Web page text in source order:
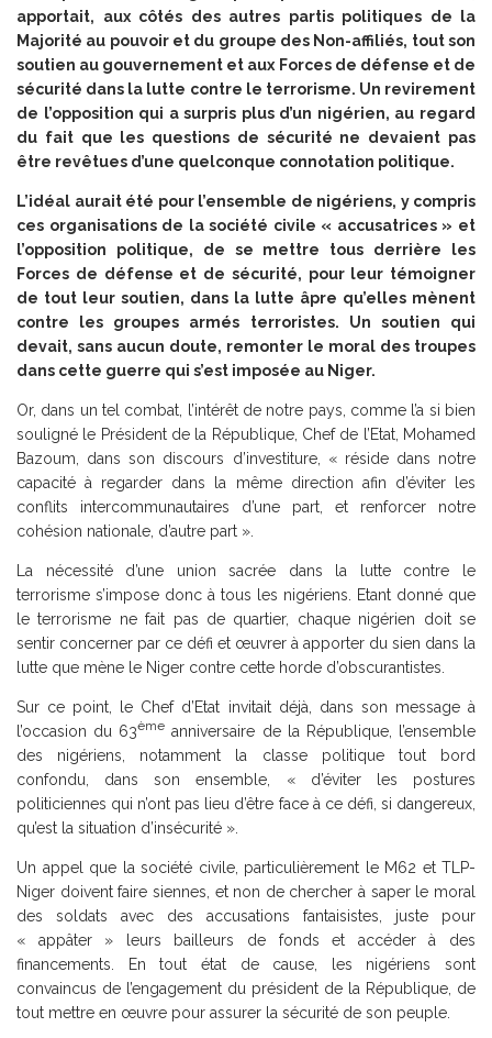
apportait, aux côtés des autres partis politiques de la
Majorité au pouvoir et du groupe des Non-affiliés, tout son
soutien au gouvernement et aux Forces de défense et de
sécurité dans la lutte contre le terrorisme. Un revirement
de l’opposition qui a surpris plus d’un nigérien, au regard
du fait que les questions de sécurité ne devaient pas
être revêtues d’une quelconque connotation politique.
L’idéal aurait été pour l’ensemble de nigériens, y compris
ces organisations de la société civile « accusatrices » et
l’opposition politique, de se mettre tous derrière les
Forces de défense et de sécurité, pour leur témoigner
de tout leur soutien, dans la lutte âpre qu’elles mènent
contre les groupes armés terroristes. Un soutien qui
devait, sans aucun doute, remonter le moral des troupes
dans cette guerre qui s’est imposée au Niger.
Or, dans un tel combat, l’intérêt de notre pays, comme l’a si bien
souligné le Président de la République, Chef de l’Etat, Mohamed
Bazoum, dans son discours d’investiture, « réside dans notre
capacité à regarder dans la même direction afin d’éviter les
conflits intercommunautaires d’une part, et renforcer notre
cohésion nationale, d’autre part ».
La nécessité d’une union sacrée dans la lutte contre le
terrorisme s’impose donc à tous les nigériens. Etant donné que
le terrorisme ne fait pas de quartier, chaque nigérien doit se
sentir concerner par ce défi et œuvrer à apporter du sien dans la
lutte que mène le Niger contre cette horde d’obscurantistes.
Sur ce point, le Chef d’Etat invitait déjà, dans son message à
l’occasion du 63ème anniversaire de la République, l’ensemble
des nigériens, notamment la classe politique tout bord
confondu, dans son ensemble, « d’éviter les postures
politiciennes qui n’ont pas lieu d’être face à ce défi, si dangereux,
qu’est la situation d’insécurité ».
Un appel que la société civile, particulièrement le M62 et TLP-
Niger doivent faire siennes, et non de chercher à saper le moral
des soldats avec des accusations fantaisistes, juste pour
« appâter » leurs bailleurs de fonds et accéder à des
financements. En tout état de cause, les nigériens sont
convaincus de l’engagement du président de la République, de
tout mettre en œuvre pour assurer la sécurité de son peuple.